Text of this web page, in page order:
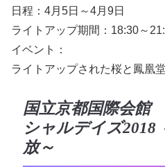
日程：4月5日～4月9日
ライトアップ期間：18:30～
イベント：
ライトアップされた桜と鳳凰
国立京都国際会館
シャルデイズ2018
放～